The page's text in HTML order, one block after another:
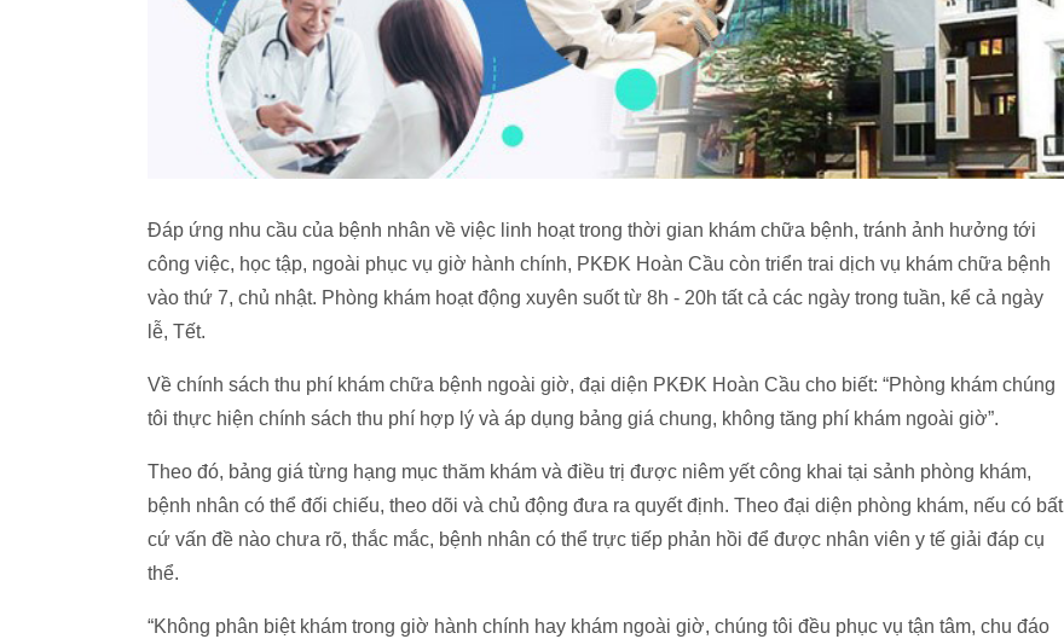
Đáp ứng nhu cầu của bệnh nhân về việc linh hoạt trong thời gian khám chữa bệnh, tránh ảnh hưởng tới
công việc, học tập, ngoài phục vụ giờ hành chính, PKĐK Hoàn Cầu còn triển trai dịch vụ khám chữa bệnh
vào thứ 7, chủ nhật. Phòng khám hoạt động xuyên suốt từ 8h - 20h tất cả các ngày trong tuần, kể cả ngày
lễ, Tết.
Về chính sách thu phí khám chữa bệnh ngoài giờ, đại diện PKĐK Hoàn Cầu cho biết: “Phòng khám chúng
tôi thực hiện chính sách thu phí hợp lý và áp dụng bảng giá chung, không tăng phí khám ngoài giờ”.
Theo đó, bảng giá từng hạng mục thăm khám và điều trị được niêm yết công khai tại sảnh phòng khám,
bệnh nhân có thể đối chiếu, theo dõi và chủ động đưa ra quyết định. Theo đại diện phòng khám, nếu có bất
cứ vấn đề nào chưa rõ, thắc mắc, bệnh nhân có thể trực tiếp phản hồi để được nhân viên y tế giải đáp cụ
thể.
“Không phân biệt khám trong giờ hành chính hay khám ngoài giờ, chúng tôi đều phục vụ tận tâm, chu đáo